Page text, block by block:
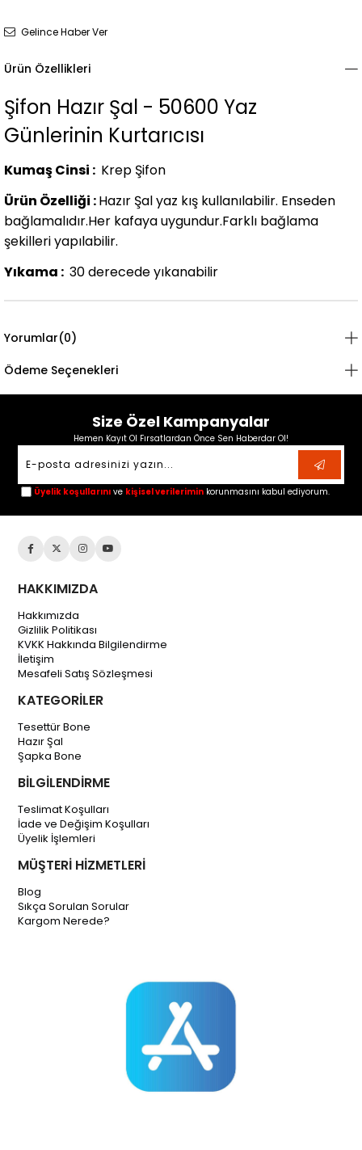
Gelince Haber Ver
Ürün Özellikleri
Şifon Hazır Şal - 50600 Yaz
Günlerinin Kurtarıcısı
Kumaş Cinsi : Krep Şifon
Ürün Özelliği :Hazır Şal yaz kış kullanılabilir. Enseden
bağlamalıdır.Her kafaya uygundur.Farklı bağlama
şekilleri yapılabilir.
Yıkama : 30 derecede yıkanabilir
Yorumlar(0)
Ödeme Seçenekleri
Size Özel Kampanyalar
Hemen Kayıt Ol Fırsatlardan Önce Sen Haberdar Ol!
Üyelik koşullarını ve kişisel verilerimin korunmasını kabul ediyorum.
HAKKIMIZDA
Hakkımızda
Gizlilik Politikası
KVKK Hakkında Bilgilendirme
İletişim
Mesafeli Satış Sözleşmesi
KATEGORİLER
Tesettür Bone
Hazır Şal
Şapka Bone
BİLGİLENDİRME
Teslimat Koşulları
İade ve Değişim Koşulları
Üyelik İşlemleri
MÜŞTERİ HİZMETLERİ
Blog
Sıkça Sorulan Sorular
Kargom Nerede?